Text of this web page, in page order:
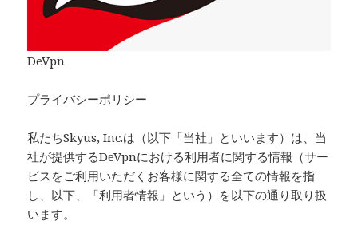
DeVpn
プライバシーポリシー
私たちSkyus, Inc.は（以下「当社」といいます）は、当
社が提供するDeVpnにおける利用者に関する情報（サー
ビスをご利用いただくお客様に関する全ての情報を指
し、以下、「利用者情報」という）を以下の通り取り扱
います。